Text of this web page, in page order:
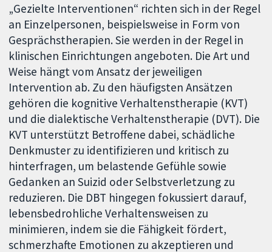
„Gezielte Interventionen“ richten sich in der Regel
an Einzelpersonen, beispielsweise in Form von
Gesprächstherapien. Sie werden in der Regel in
klinischen Einrichtungen angeboten. Die Art und
Weise hängt vom Ansatz der jeweiligen
Intervention ab. Zu den häufigsten Ansätzen
gehören die kognitive Verhaltenstherapie (KVT)
und die dialektische Verhaltenstherapie (DVT). Die
KVT unterstützt Betroffene dabei, schädliche
Denkmuster zu identifizieren und kritisch zu
hinterfragen, um belastende Gefühle sowie
Gedanken an Suizid oder Selbstverletzung zu
reduzieren. Die DBT hingegen fokussiert darauf,
lebensbedrohliche Verhaltensweisen zu
minimieren, indem sie die Fähigkeit fördert,
schmerzhafte Emotionen zu akzeptieren und